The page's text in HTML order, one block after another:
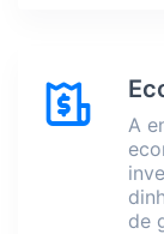
A
de